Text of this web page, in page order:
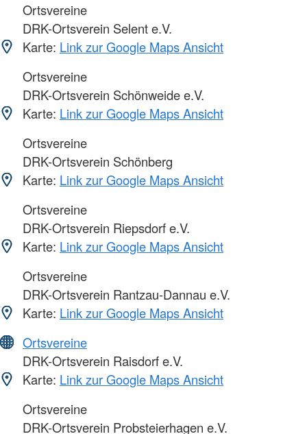
Ortsvereine
DRK-Ortsverein Selent e.V.
Karte: Link zur Google Maps Ansicht
Ortsvereine
DRK-Ortsverein Schönweide e.V.
Karte: Link zur Google Maps Ansicht
Ortsvereine
DRK-Ortsverein Schönberg
Karte: Link zur Google Maps Ansicht
Ortsvereine
DRK-Ortsverein Riepsdorf e.V.
Karte: Link zur Google Maps Ansicht
Ortsvereine
DRK-Ortsverein Rantzau-Dannau e.V.
Karte: Link zur Google Maps Ansicht
Ortsvereine
DRK-Ortsverein Raisdorf e.V.
Karte: Link zur Google Maps Ansicht
Ortsvereine
DRK-Ortsverein Probsteierhagen e.V.